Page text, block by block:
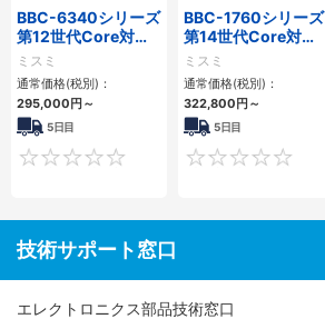
BBC-6340シリーズ
第12世代Core対応
小型フロアマウント
PC2PCI/2PCIe
ミスミ
通常価格(税別)：
295,000円～
5日目
0
BBC-1760シリーズ
第14世代Core対応
小型フロアマウント
3PCIe
ミスミ
通常価格(税別)：
322,800円～
5日目
技術サポート窓口
エレクトロニクス部品技術窓口